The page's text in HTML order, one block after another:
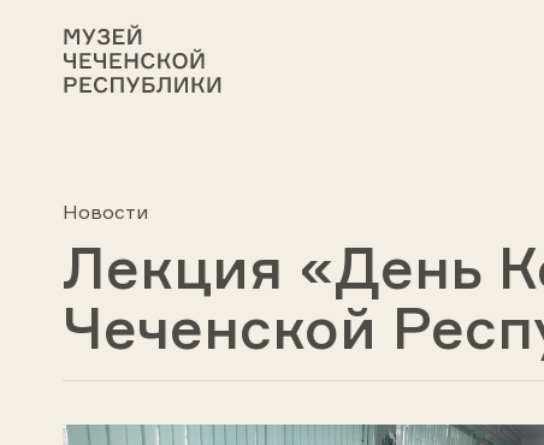
Новости
Лекция «День
Чеченской